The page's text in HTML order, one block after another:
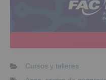
Cursos y talleres